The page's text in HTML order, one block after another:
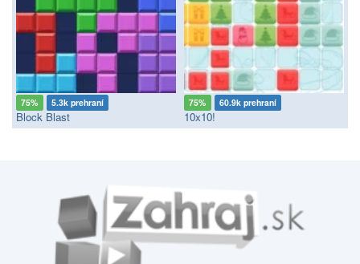
75% 5.3k prehraní
Block Blast
75% 60.9k prehraní
10x10!